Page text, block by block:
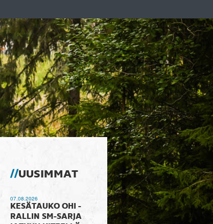
UUSIMMAT
07.08.2026
KESÄTAUKO OHI -
RALLIN SM-SARJA